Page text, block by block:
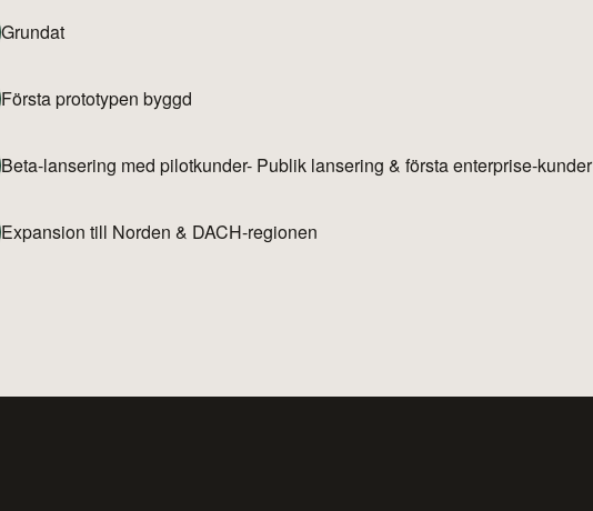
Grundat
Första prototypen byggd
Beta-lansering med pilotkunder- Publik lansering & första enterprise-kunder
Expansion till Norden & DACH-regionen